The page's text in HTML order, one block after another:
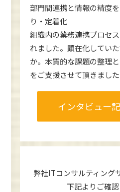
部門間連携と情報の精度
り・定着化
組織内の業務連携プロセ
れました。顕在化してい
か。本質的な課題の整理
をご支援させて頂きました
インタビュー
弊社ITコンサルティング
下記よりご確認